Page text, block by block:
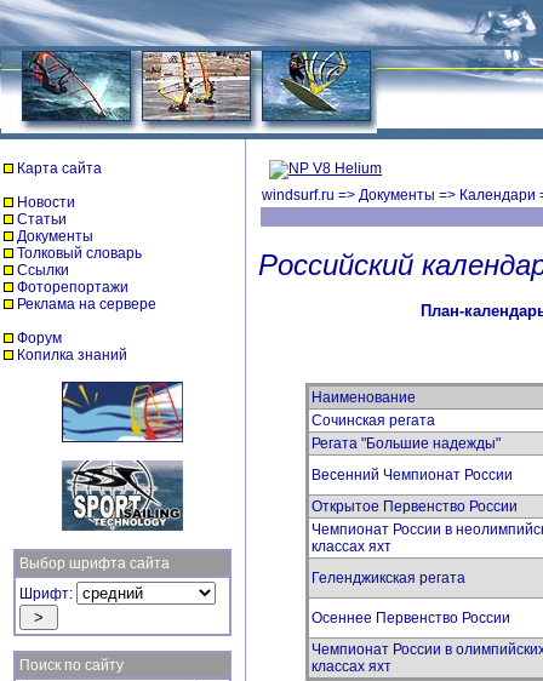
Карта сайта
Новости
Статьи
Документы
Толковый словарь
Ссылки
Фоторепортажи
Реклама на сервере
Форум
Копилка знаний
Выбор шрифта сайта
Шрифт:
Поиск по сайту
windsurf.ru => Документы => Календари
Российский
План-
Наименование
Сочинская регата
Регата "Большие надежды"
Весенний Чемпионат России
Открытое Первенство России
Чемпионат России в
классах яхт
Геленджикская регата
Осеннее Первенство России
Чемпионат России в
классах яхт